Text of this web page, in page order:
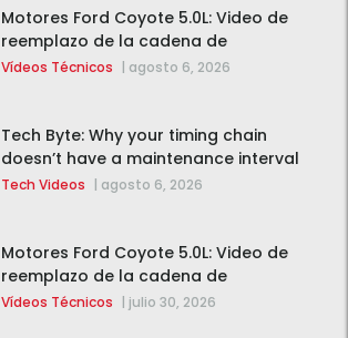
Motores Ford Coyote 5.0L: Video de
reemplazo de la cadena de
distribución de la F-150 2015 – 2020
Vídeos Técnicos | agosto 6, 2026
Tech Byte: Why your timing chain
doesn’t have a maintenance interval
Tech Videos | agosto 6, 2026
Motores Ford Coyote 5.0L: Video de
reemplazo de la cadena de
distribución de la F-150 2015 – 2020
Vídeos Técnicos | julio 30, 2026